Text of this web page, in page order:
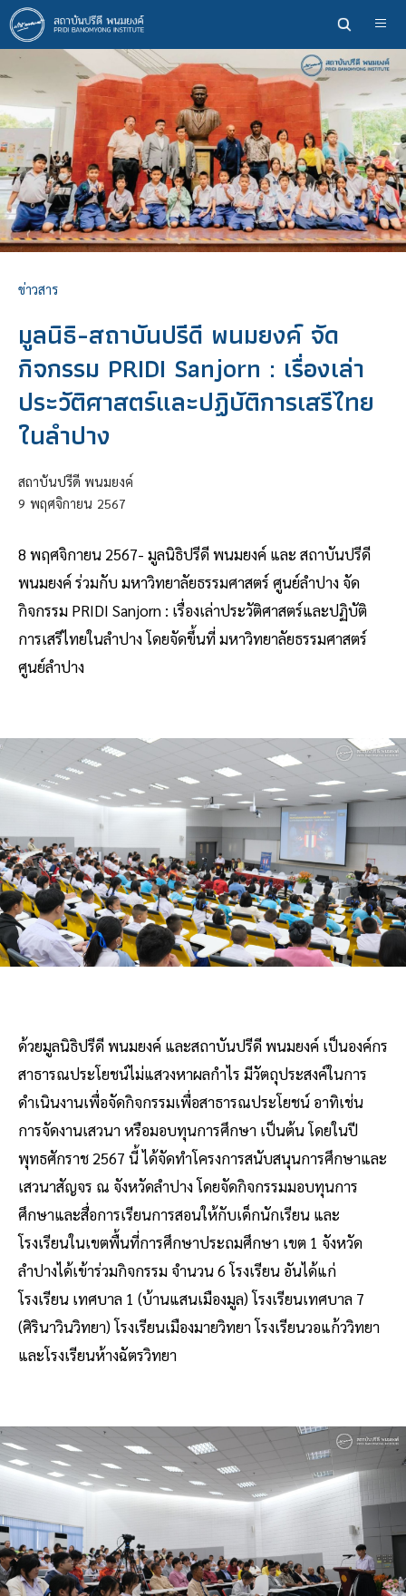
ข้าม
ไป
ยัง
เนื้อหา
หลัก
ข่าวสาร
มูลนิธิ-สถาบันปรีดี พนมยงค์ จัด
กิจกรรม PRIDI Sanjorn : เรื่องเล่า
ประวัติศาสตร์และปฏิบัติการเสรีไทย
ในลําปาง
สถาบันปรีดี พนมยงค์
9 พฤศจิกายน 2567
8 พฤศจิกายน 2567- มูลนิธิปรีดี พนมยงค์ และ สถาบันปรีดี
พนมยงค์ ร่วมกับ มหาวิทยาลัยธรรมศาสตร์ ศูนย์ลำปาง จัด
กิจกรรม PRIDI Sanjorn : เรื่องเล่าประวัติศาสตร์และปฏิบัติ
การเสรีไทยในลําปาง โดยจัดขึ้นที่ มหาวิทยาลัยธรรมศาสตร์
ศูนย์ลำปาง
ด้วยมูลนิธิปรีดี พนมยงค์ และสถาบันปรีดี พนมยงค์ เป็นองค์กร
สาธารณประโยชน์ไม่แสวงหาผลกำไร มีวัตถุประสงค์ในการ
ดำเนินงานเพื่อจัดกิจกรรมเพื่อสาธารณประโยชน์ อาทิเช่น
การจัดงานเสวนา หรือมอบทุนการศึกษา เป็นต้น โดยในปี
พุทธศักราช 2567 นี้ ได้จัดทำโครงการสนับสนุนการศึกษาและ
เสวนาสัญจร ณ จังหวัดลำปาง โดยจัดกิจกรรมมอบทุนการ
ศึกษาและสื่อการเรียนการสอนให้กับเด็กนักเรียน และ
โรงเรียนในเขตพื้นที่การศึกษาประถมศึกษา เขต 1 จังหวัด
ลำปางได้เข้าร่วมกิจกรรม จำนวน 6 โรงเรียน อันได้แก่
โรงเรียน เทศบาล 1 (บ้านแสนเมืองมูล) โรงเรียนเทศบาล 7
(ศิรินาวินวิทยา) โรงเรียนเมืองมายวิทยา โรงเรียนวอแก้ววิทยา
และโรงเรียนห้างฉัตรวิทยา